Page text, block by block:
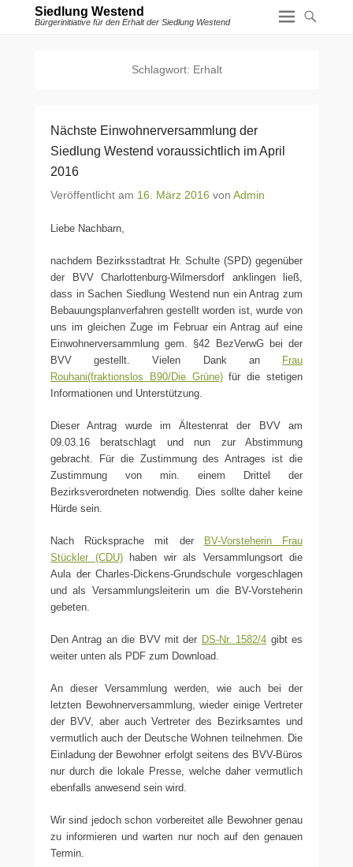
Siedlung Westend
Bürgerinitiative für den Erhalt der Siedlung Westend
Schlagwort: Erhalt
Nächste Einwohnerversammlung der
Siedlung Westend voraussichtlich im April
2016
Veröffentlicht am 16. März 2016 von Admin
Liebe Nachbarn,
nachdem Bezirksstadtrat Hr. Schulte (SPD) gegenüber
der BVV Charlottenburg-Wilmersdorf anklingen ließ,
dass in Sachen Siedlung Westend nun ein Antrag zum
Bebauungsplanverfahren gestellt worden ist, wurde von
uns im gleichen Zuge im Februar ein Antrag auf eine
Einwohnerversammlung gem. §42 BezVerwG bei der
BVV gestellt. Vielen Dank an
Frau
Rouhani(fraktionslos B90/Die Grüne)für die stetigen
Informationen und Unterstützung.
Dieser Antrag wurde im Ältestenrat der BVV am
09.03.16 beratschlagt und nun zur Abstimmung
gebracht. Für die Zustimmung des Antrages ist die
Zustimmung von min. einem Drittel der
Bezirksverordneten notwendig. Dies sollte daher keine
Hürde sein.
Nach Rücksprache mit der
BV-Vorsteherin Frau
Stückler (CDU)haben wir als Versammlungsort die
Aula der Charles-Dickens-Grundschule vorgeschlagen
und als Versammlungsleiterin um die BV-Vorsteherin
gebeten.
Den Antrag an die BVV mit der DS-Nr. 1582/4 gibt es
weiter unten als PDF zum Download.
An dieser Versammlung werden, wie auch bei der
letzten Bewohnerversammlung, wieder einige Vertreter
der BVV, aber auch Vertreter des Bezirksamtes und
vermutlich auch der Deutsche Wohnen teilnehmen. Die
Einladung der Bewohner erfolgt seitens des BVV-Büros
nur durch die lokale Presse, welche daher vermutlich
ebenfalls anwesend sein wird.
Wir sind jedoch schon vorbereitet alle Bewohner genau
zu informieren und warten nur noch auf den genauen
Termin.